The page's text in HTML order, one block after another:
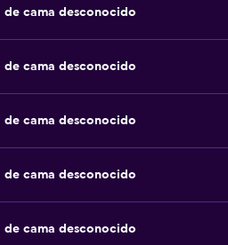
cama desconocido
cama desconocido
cama desconocido
cama desconocido
cama desconocido